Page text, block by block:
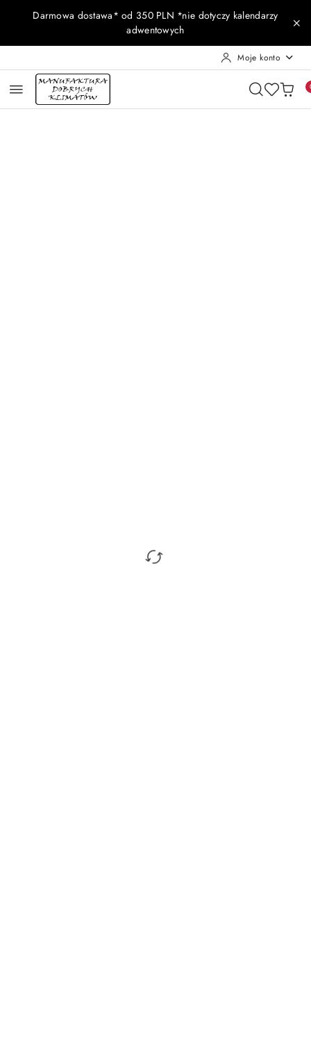
Przejdź do treści głównej
Przejdź do wyszukiwarki
Przejdź do moje konto
Przejdź do menu głównego
Przejdź do opisu produktu
Przejdź do stopki
Darmowa dostawa* od 350 PLN *nie dotyczy kalendarzy
adwentowych
Moje konto